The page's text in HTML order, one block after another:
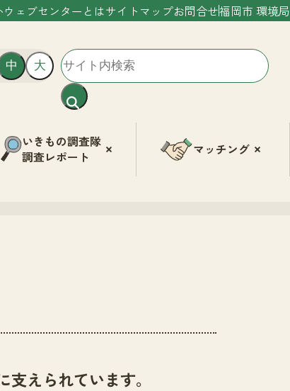
ェブセンターとはサイトマップお問合せ福岡市 環境局
中 大
いきもの調査隊
調査レポート
マッチング
えられています。